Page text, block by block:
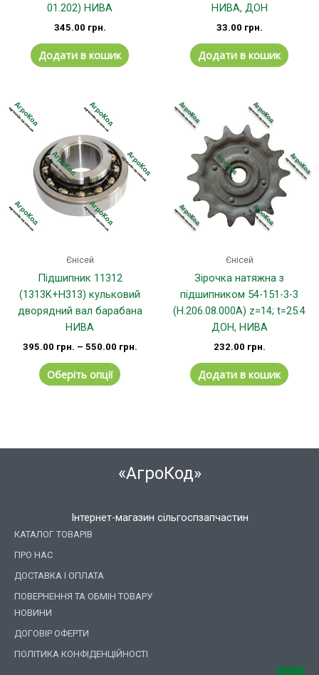
01.202) НИВА
345.00 грн.
Додати в кошик
НИВА, ДОН
33.00 грн.
Додати в кошик
Єнісей
Підшипник 11312
(1313K+H313) кульковий
дворядний вал барабана
НИВА
395.00 грн. – 550.00 грн.
Оберіть опції
кілька
варіантів.
Параметри
товару
Єнісей
Зірочка натяжна з
підшипником 54-151-3-3
(Н.206.08.000А) z=14; t=25.4
ДОН, НИВА
232.00 грн.
Додати в кошик
«АгроКод»
Інтернет-магазин сільгоспзапчастин
КАТАЛОГ ТОВАРІВ
ПРО НАС
ДОСТАВКА І ОПЛАТА
ПОВЕРНЕННЯ ТА ОБМІН ТОВАРУ
НОВИНИ
ДОГОВІР ОФЕРТИ
ПОЛІТИКА КОНФІДЕНЦІЙНОСТІ